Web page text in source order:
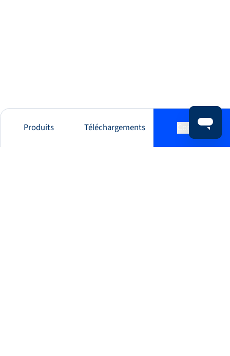
Produits Téléchargements Contact